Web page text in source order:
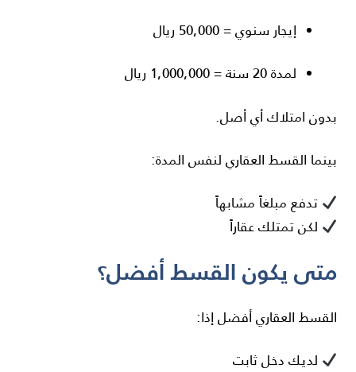
إيجار سنوي = 50,000 ريال
لمدة 20 سنة = 1,000,000 ريال
بدون امتلاك أي أصل.
بينما القسط العقاري لنفس المدة:
تدفع مبلغاً مشابهاً
لكن تمتلك عقاراً
متى يكون القسط أفضل؟
القسط العقاري أفضل إذا:
لديك دخل ثابت